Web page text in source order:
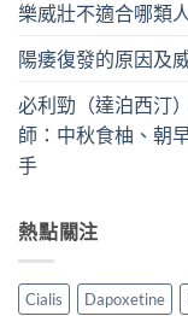
樂威壯不適合哪類
陽痿復發的原因及
必利勁（達泊西汀
師：中秋食柚、朝
手
熱點關注
Cialis Dapoxetine